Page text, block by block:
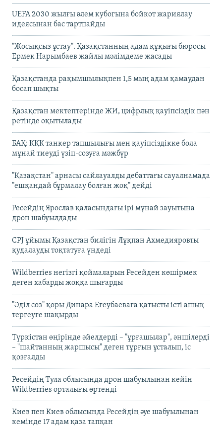
UEFA 2030 жылғы әлем кубогына бойкот жариялау
идеясынан бас тартпайды
"Жосықсыз ұстау". Қазақстанның адам құқығы бюросы
Ермек Нарымбаев жайлы мәлімдеме жасады
Қазақстанда рақымшылықпен 1,5 мың адам қамаудан
босап шықты
Қазақстан мектептерінде ЖИ, цифрлық қауіпсіздік пән
ретінде оқытылады
БАҚ: КҚК танкер тапшылығы мен қауіпсіздікке бола
мұнай тиеуді үзіп-созуға мәжбүр
"Қазақстан" арнасы сайлауалды дебаттағы сауалнамада
"ешқандай бұрмалау болған жоқ" дейді
Ресейдің Ярослав қаласындағы ірі мұнай зауытына
дрон шабуылдады
CPJ ұйымы Қазақстан билігін Лұқпан Ахмедияровты
қудалауды тоқтатуға үндеді
Wildberries негізгі қоймаларын Ресейден көшірмек
деген хабарды жоққа шығарды
"Әділ сөз" қоры Динара Егеубаеваға қатысты істі ашық
тергеуге шақырды
Түркістан өңірінде әйелдерді – "ұрғашылар", әншілерді
– "шайтанның жаршысы" деген тұрғын ұсталып, іс
қозғалды
Ресейдің Тула облысында дрон шабуылынан кейін
Wildberries орталығы өртенді
Киев пен Киев облысында Ресейдің әуе шабуылынан
кемінде 17 адам қаза тапқан